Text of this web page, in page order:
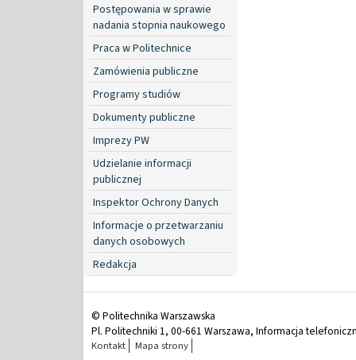
Postępowania w sprawie
nadania stopnia naukowego
Praca w Politechnice
Zamówienia publiczne
Programy studiów
Dokumenty publiczne
Imprezy PW
Udzielanie informacji
publicznej
Inspektor Ochrony Danych
Informacje o przetwarzaniu
danych osobowych
Redakcja
© Politechnika Warszawska
Pl. Politechniki 1, 00-661 Warszawa, Informacja
Kontakt Mapa strony